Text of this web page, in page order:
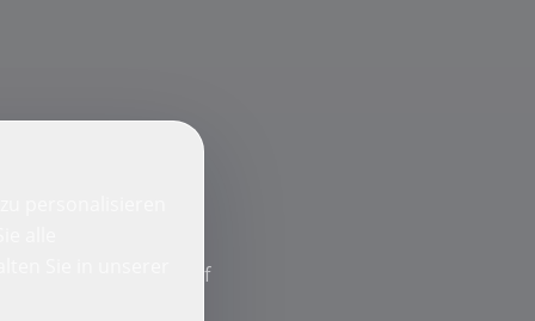
personalisieren
alle
f